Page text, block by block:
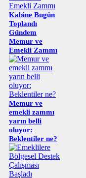
Kabine Bugün
Toplandı
Gündem
Memur ve
Emekli Zammı
Memur ve
emekli zammı
yarın belli
oluyor:
Beklentiler ne?